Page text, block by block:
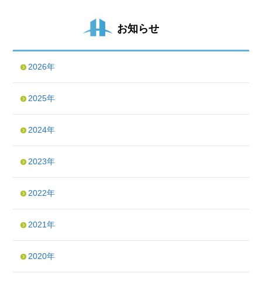
お知らせ
2026年
2025年
2024年
2023年
2022年
2021年
2020年